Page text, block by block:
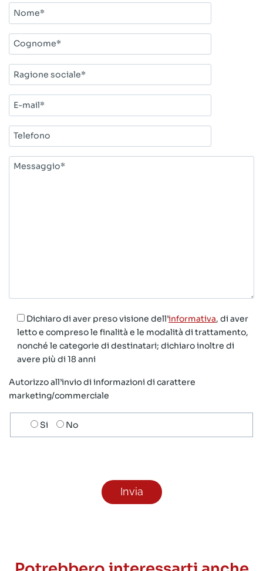
Nome*
Cognome*
Ragione
sociale*
E-
mail*
Telefono
Messaggio*
Dichiaro di aver preso visione dell’informativa, di aver
letto e compreso le finalità e le modalità di trattamento,
nonché le categorie di destinatari; dichiaro inoltre di
avere più di 18 anni
Autorizzo all’invio di informazioni di carattere
marketing/commerciale
Scelta
invio
Si No